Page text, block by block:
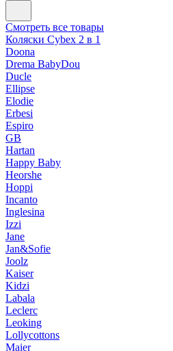
Смотреть все товары
Коляски Cybex 2 в 1
Doona
Drema BabyDou
Ducle
Ellipse
Elodie
Erbesi
Espiro
GB
Hartan
Happy Baby
Heorshe
Hoppi
Incanto
Inglesina
Izzi
Jane
Jan&Sofie
Joolz
Kaiser
Kidzi
Labala
Leclerc
Leoking
Lollycottons
Maier